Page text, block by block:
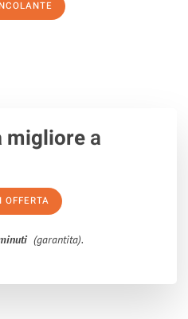
migliorea
OFFERTA
(garantita).